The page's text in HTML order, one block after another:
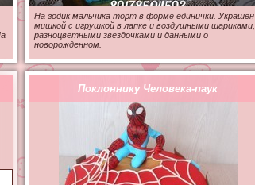
На годик мальчика торт в форме единички. Украшен
мишкой с игрушкой в лапке и воздушными шариками,
разноцветными звездочками и данными о
новорожденном.
Поклоннику Человека-паук